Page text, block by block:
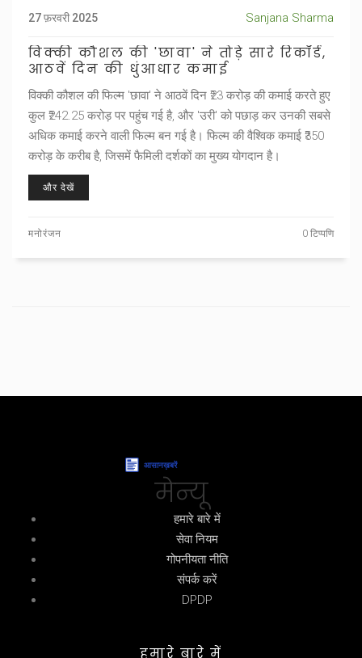
27 फ़रवरी 2025 Sanjana Sharma
विक्की कौशल की 'छावा' ने तोड़े सारे रिकॉर्ड,
आठवें दिन की धुंआधार कमाई
विक्की कौशल की फिल्म 'छावा' ने आठवें दिन ₹23 करोड़ की कमाई करते हुए
कुल ₹242.25 करोड़ पर पहुंच गई है, और 'उरी' को पछाड़ कर उनकी सबसे
अधिक कमाई करने वाली फिल्म बन गई है। फिल्म की वैश्विक कमाई ₹350
करोड़ के करीब है, जिसमें फैमिली दर्शकों का मुख्य योगदान है।
और देखें
मनोरंजन 0 टिप्पणि
मेन्यू
हमारे बारे में
सेवा नियम
गोपनीयता नीति
संपर्क करें
DPDP
हमारे बारे में